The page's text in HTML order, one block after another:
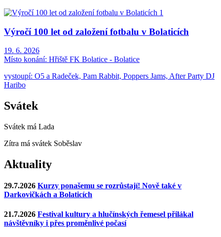
Výročí 100 let od založení fotbalu v Bolaticích
19. 6. 2026
Místo konání: Hřiště FK Bolatice - Bolatice
vystoupí: O5 a Radeček, Pam Rabbit, Poppers Jams, After Party DJ
Haribo
Svátek
Svátek má Lada
Zítra má svátek Soběslav
Aktuality
29.7.2026 Kurzy ponašemu se rozrůstají! Nově také v
Darkovičkách a Bolaticích
21.7.2026 Festival kultury a hlučínských řemesel přilákal
návštěvníky i přes proměnlivé počasí